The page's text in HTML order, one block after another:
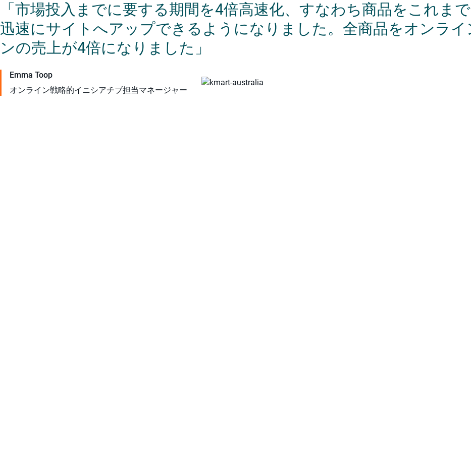
「市場投入までに要する期間を4倍高速化、すなわち商品をこれま
迅速にサイトへアップできるようになりました。全商品をオンラ
ンの売上が4倍になりました」
Emma Toop
オンライン戦略的イニシアチブ担当マネージャー